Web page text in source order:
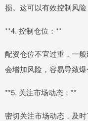
损。这可以有效控制风险
**4. 控制仓位：**
配资仓位不宜过重，一
会增加风险，容易导致爆
**5. 关注市场动态：**
密切关注市场动态，及